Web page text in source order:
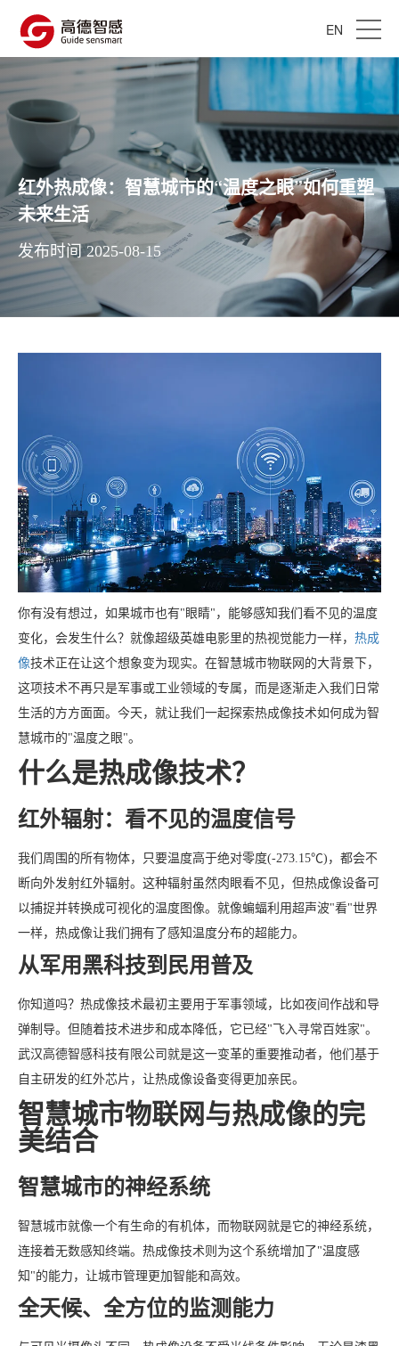
EN
红外热成像：智慧城市的“温度之眼”如何重塑
未来生活
发布时间 2025-08-15
你有没有想过，如果城市也有"眼睛"，能够感知我们看不见的温度
变化，会发生什么？就像超级英雄电影里的热视觉能力一样， 热成
像技术正在让这个想象变为现实。在智慧城市物联网的大背景下，
这项技术不再只是军事或工业领域的专属，而是逐渐走入我们日常
生活的方方面面。今天，就让我们一起探索热成像技术如何成为智
慧城市的"温度之眼"。
什么是热成像技术？
红外辐射：看不见的温度信号
我们周围的所有物体，只要温度高于绝对零度(-273.15℃)，都会不
断向外发射红外辐射。这种辐射虽然肉眼看不见，但热成像设备可
以捕捉并转换成可视化的温度图像。就像蝙蝠利用超声波"看"世界
一样，热成像让我们拥有了感知温度分布的超能力。
从军用黑科技到民用普及
你知道吗？热成像技术最初主要用于军事领域，比如夜间作战和导
弹制导。但随着技术进步和成本降低，它已经"飞入寻常百姓家"。
武汉高德智感科技有限公司就是这一变革的重要推动者，他们基于
自主研发的红外芯片，让热成像设备变得更加亲民。
智慧城市物联网与热成像的完
美结合
智慧城市的神经系统
智慧城市就像一个有生命的有机体，而物联网就是它的神经系统，
连接着无数感知终端。热成像技术则为这个系统增加了"温度感
知"的能力，让城市管理更加智能和高效。
全天候、全方位的监测能力